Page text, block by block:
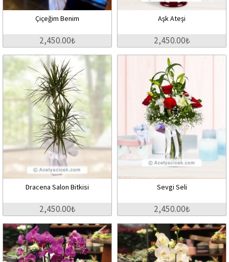
Çiçeğim Benim
2,450.00₺
Aşk Ateşi
2,450.00₺
Dracena Salon Bitkisi
2,450.00₺
Sevgi Seli
2,450.00₺